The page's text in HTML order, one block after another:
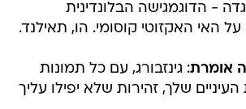
- הדוגמגישה הבלונדינית
האי האקזוטי קוסומי. הו, תאילנד.
אומרת: גינזבורג, עם כל תמונות
שלך, זהירות שלא יפילו עליך